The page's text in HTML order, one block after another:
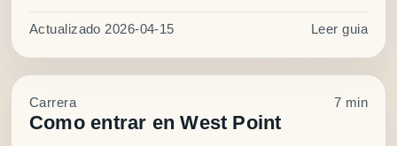
Actualizado 2026-04-15 Leer guia
Carrera 7 min
Como entrar en West Point